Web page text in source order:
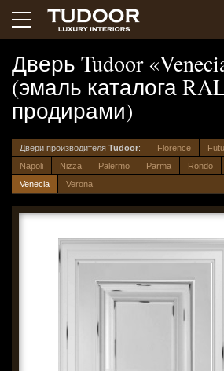
Дверь Tudoor
(эмаль каталога
продирами)
Двери производителя Tudoor: Florence
Napoli
Nizza Palermo Parma Rondo
Venecia
Verona